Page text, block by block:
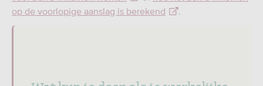
op de voorlopige aanslag is berekend
.